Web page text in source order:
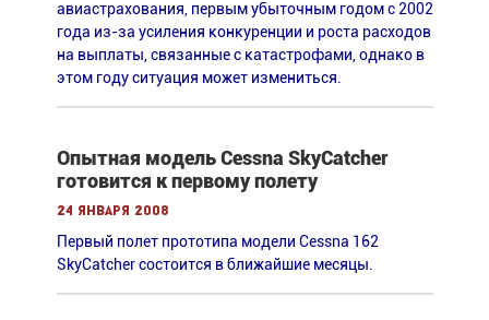
авиастрахования, первым убыточным годом с 2002
года из-за усиления конкуренции и роста расходов
на выплаты, связанные с катастрофами, однако в
этом году ситуация может измениться.
Опытная модель Cessna SkyCatcher
готовится к первому полету
24 января 2008
Первый полет прототипа модели Cessna 162
SkyCatcher состоится в ближайшие месяцы.